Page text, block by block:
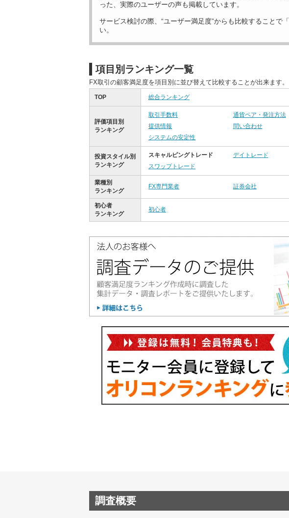
った、実際のユーザーの声も掲載しています。
サービス検討の際、“ユーザー満足度”からも比較することで「
い。
項目別ランキング一覧
FX取引の顧客満足度を項目別に並び替えて比較することが出来ます。
TOP 総合ランキング
評価項目別
ランキング
取引手数料 通貨ペア・発注方法
提供情報
問い合わせ
システムの安定性
投資スタイル別
ランキング
スキャルピングトレード デイトレード
スワップトレード
業種別
ランキング
FX専門業者 証券会社
初心者
ランキング
初心者
調査概要